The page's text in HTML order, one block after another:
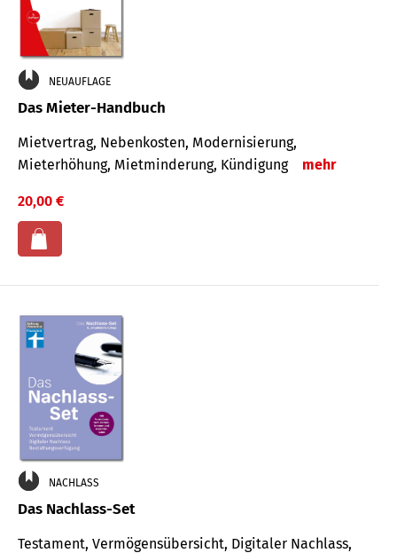
NEUAUFLAGE
Das Mieter-Handbuch
Mietvertrag, Nebenkosten, Modernisierung,
Mieterhöhung, Mietminderung, Kündigung
mehr
20,00 €
NACHLASS
Das Nachlass-Set
Testament, Vermögens­übersicht, Digitaler Nach­lass,